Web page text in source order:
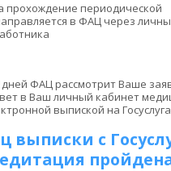
прохождение периодической
в ФАЦ через
ФАЦ рассмотрит Ваше
в Ваш личный кабинет
выпиской на
выписки с